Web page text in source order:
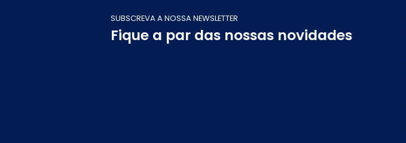
SUBSCREVA A NOSSA NEWSLETTER
Fique a par das nossas novidades